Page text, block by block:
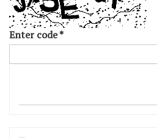
Enter code*